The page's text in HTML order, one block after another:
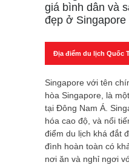
giá bình dân và
đẹp ở Singapore
Địa điểm du lịch Quốc
Singapore với tên
hòa Singapore, là
tại Đông Nam Á.
hóa cao độ, và nổi
điểm du lịch khá đắt
đình hoàn toàn có
nơi ăn và nghỉ ngơi